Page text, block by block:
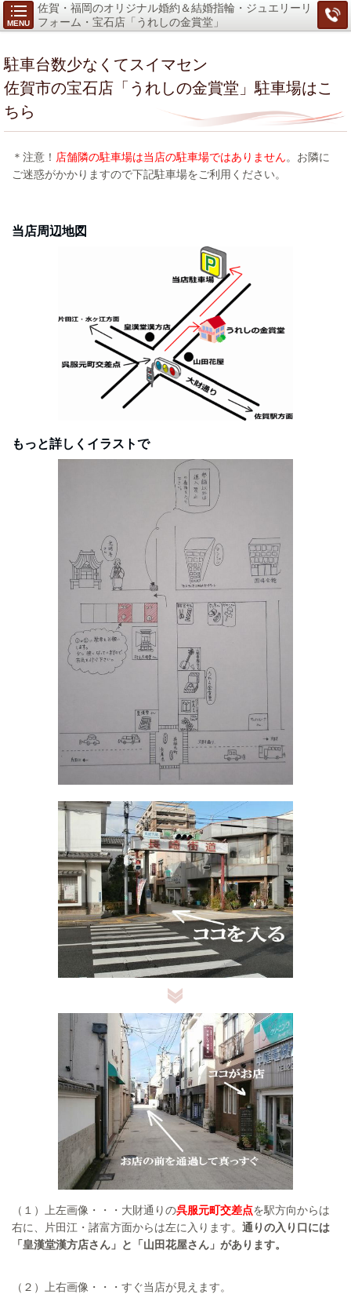
MENU
佐賀・福岡のオリジナル婚約＆結婚指輪・ジュエリーリ
フォーム・宝石店「うれしの金賞堂」
駐車台数少なくてスイマセン
佐賀市の宝石店「うれしの金賞堂」駐車場はこ
ちら
＊注意！ 店舗隣の駐車場は当店の駐車場ではありません。お隣に
ご迷惑がかかりますので下記駐車場をご利用ください。
当店周辺地図
もっと詳しくイラストで
（１）上左画像・・・大財通りの呉服元町交差点を駅方向からは
右に、片田江・諸富方面からは左に入ります。 通りの入り口には
「皇漢堂漢方店さん」と「山田花屋さん」があります。
（２）上右画像・・・すぐ当店が見えます。